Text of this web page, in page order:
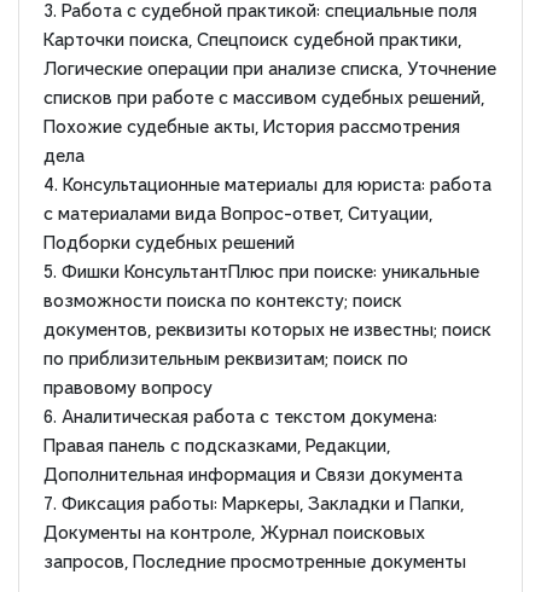
3. Работа с судебной практикой: специальные поля
Карточки поиска, Спецпоиск судебной практики,
Логические операции при анализе списка, Уточнение
списков при работе с массивом судебных решений,
Похожие судебные акты, История рассмотрения
дела
4. Консультационные материалы для юриста: работа
с материалами вида Вопрос-ответ, Ситуации,
Подборки судебных решений
5. Фишки КонсультантПлюс при поиске: уникальные
возможности поиска по контексту; поиск
документов, реквизиты которых не известны; поиск
по приблизительным реквизитам; поиск по
правовому вопросу
6. Аналитическая работа с текстом докумена:
Правая панель с подсказками, Редакции,
Дополнительная информация и Связи документа
7. Фиксация работы: Маркеры, Закладки и Папки,
Документы на контроле, Журнал поисковых
запросов, Последние просмотренные документы